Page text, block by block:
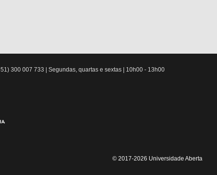
300 007 733 | Segundas, quartas e sextas | 10h00 - 13h00
© 2017-2026 Universidade Aberta